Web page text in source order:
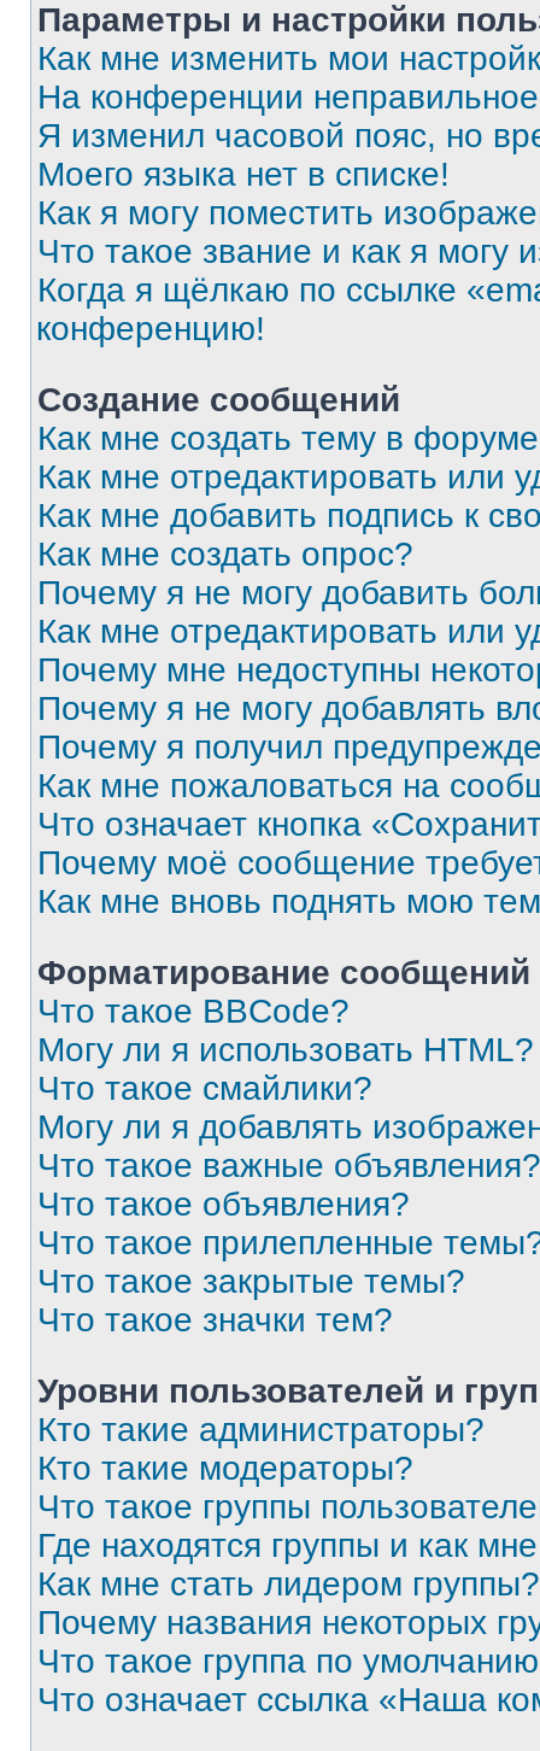
Параметры и настройки
Как мне изменить мои
На конференции
Я изменил часовой пояс, но
Моего языка нет в списке!
Как я могу поместить
Что такое звание и как я могу
Когда я щёлкаю по ссылке
конференцию!
Создание сообщений
Как мне создать тему в
Как мне отредактировать или
Как мне добавить подпись к
Как мне создать опрос?
Почему я не могу добавить
Как мне отредактировать или
Почему мне недоступны
Почему я не могу добавлять
Почему я получил
Как мне пожаловаться на
Что означает кнопка
Почему моё сообщение
Как мне вновь поднять мою
Форматирование
Что такое BBCode?
Могу ли я использовать HTML?
Что такое смайлики?
Могу ли я добавлять
Что такое важные объявления?
Что такое объявления?
Что такое прилепленные
Что такое закрытые темы?
Что такое значки тем?
Уровни пользователей и
Кто такие администраторы?
Кто такие модераторы?
Что такое группы
Где находятся группы и как
Как мне стать лидером группы?
Почему названия некоторых
Что такое группа по
Что означает ссылка «Наша